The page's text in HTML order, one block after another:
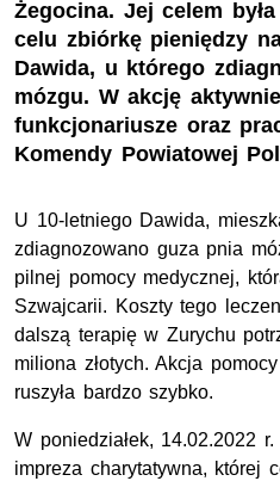
Żegocina. Jej celem
celu zbiórkę pieniędzy
Dawida, u którego
mózgu. W akcję
funkcjonariusze oraz
Komendy Powiatowej
U 10-letniego Dawida,
zdiagnozowano guza pnia
pilnej pomocy medycznej,
Szwajcarii. Koszty tego
dalszą terapię w Zurychu
miliona złotych. Akcja
ruszyła bardzo szybko.
W poniedziałek, 14.02.2022
impreza charytatywna, której